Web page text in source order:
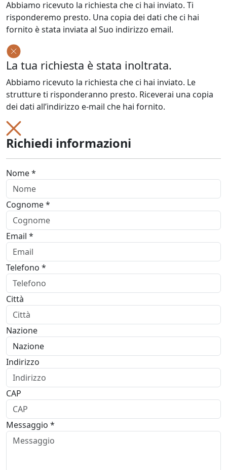
Abbiamo ricevuto la richiesta che ci hai inviato. Ti
risponderemo presto. Una copia dei dati che ci hai
fornito è stata inviata al Suo indirizzo email.
La tua richiesta è stata inoltrata.
Abbiamo ricevuto la richiesta che ci hai inviato. Le
strutture ti risponderanno presto. Riceverai una copia
dei dati all’indirizzo e-mail che hai fornito.
Richiedi informazioni
Nome *
Cognome *
Email *
Telefono *
Città
Nazione
Indirizzo
CAP
Messaggio *